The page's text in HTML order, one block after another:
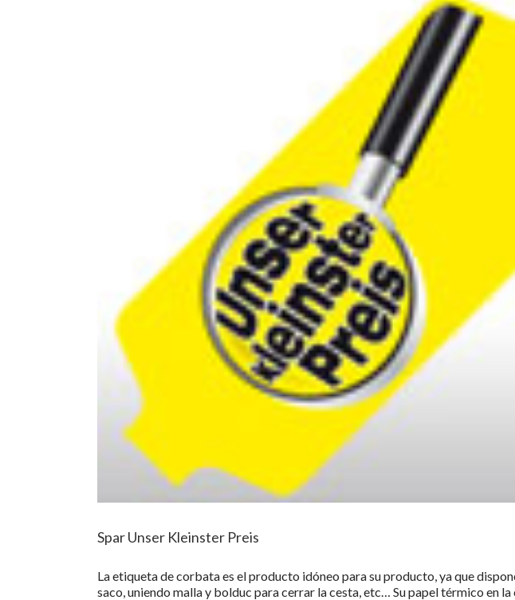
Spar Unser Kleinster Preis
La etiqueta de corbata es el producto idóneo para su producto, ya que
saco, uniendo malla y bolduc para cerrar la cesta, etc… Su papel térmico en